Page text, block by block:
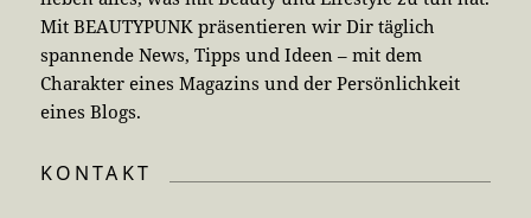
Mit BEAUTYPUNK präsentieren wir Dir täglich
spannende News, Tipps und Ideen – mit dem
Charakter eines Magazins und der Persönlichkeit
eines Blogs.
KONTAKT